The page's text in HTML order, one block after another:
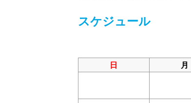
スケジュール
日 月